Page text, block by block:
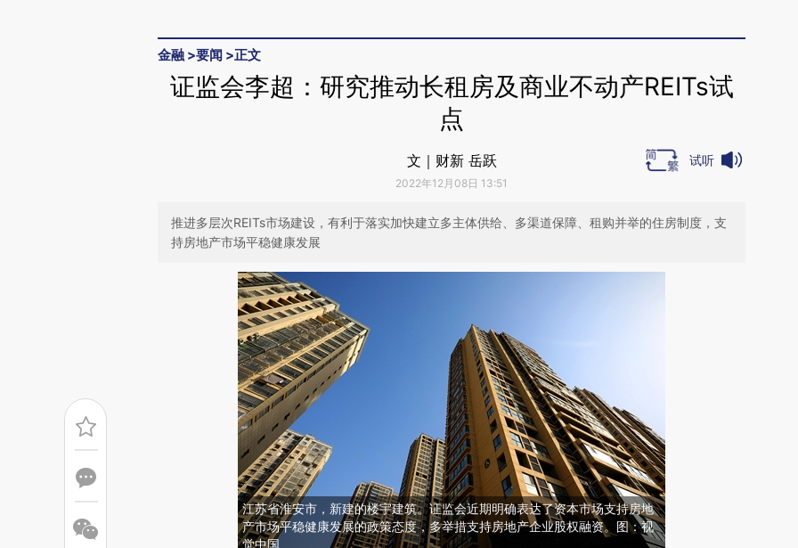
金融 >要闻 >正文
证监会李超：研究推动长租房及商业不动产REITs试
点
文｜财新 岳跃
2022年12月08日 13:51
试听
推进多层次REITs市场建设，有利于落实加快建立多主体供给、多渠道保障、租购并举的住房制度，支
持房地产市场平稳健康发展
江苏省淮安市，新建的楼宇建筑。证监会近期明确表达了资本市场支持房地
产市场平稳健康发展的政策态度，多举措支持房地产企业股权融资。图：视
觉中国